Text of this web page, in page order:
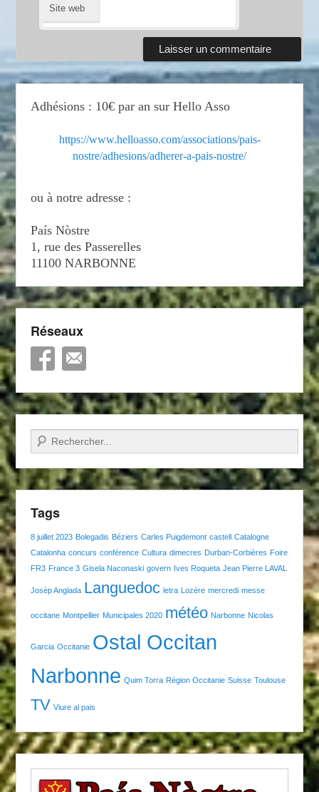
Site web
Adhésions : 10€ par an sur Hello Asso
https://www.helloasso.com/associations/pais-
nostre/adhesions/adherer-a-pais-nostre/
ou à notre adresse :
País Nòstre
1, rue des Passerelles
11100 NARBONNE
Réseaux
Recherche
Tags
8 juillet 2023 Bolegadis Béziers Carles Puigdemont castell Catalogne
Catalonha concurs conférence Cultura dimecres Durban-Corbières Foire
FR3 France 3 Gisela Naconaski govern Ives Roqueta Jean Pierre LAVAL
Josèp Anglada Languedoc letra Lozère mercredi messe
occitane Montpellier Municipales 2020 météo Narbonne Nicolas
Garcia Occitanie Ostal Occitan
Narbonne Quim Torra Région Occitanie Suisse Toulouse
TV Viure al pais